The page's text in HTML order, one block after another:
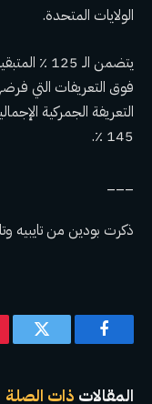
الولايات المتحدة.
يتضمن الـ
فوق التعريفات التي
التعريفة الجمركية
145 ٪.
ذكرت بودين من تايبيه
فيسبوك تويتر
المقالات ذات الصلة